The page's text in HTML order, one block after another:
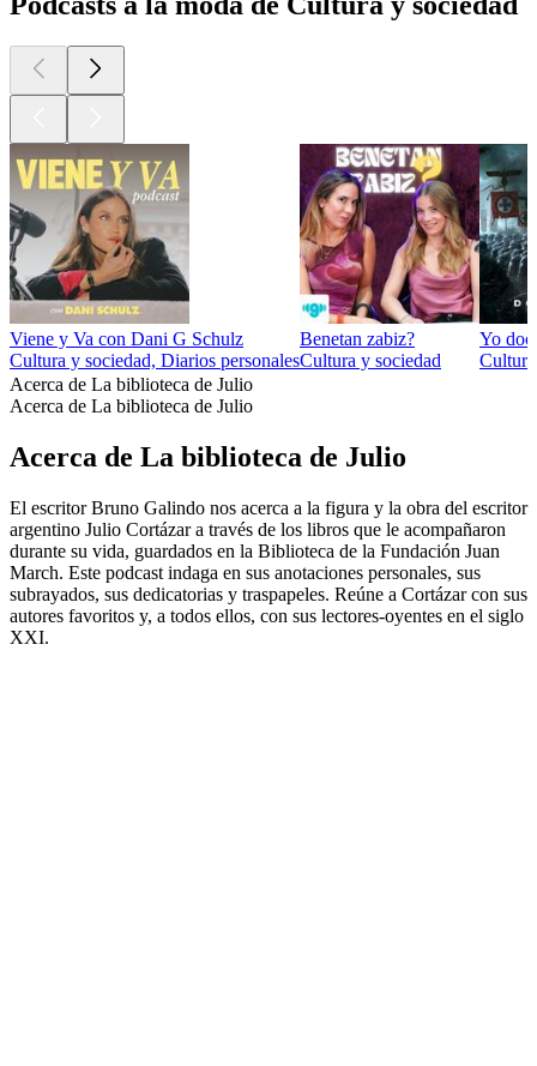
Viene y Va con Dani G Schulz
Cultura y sociedad, Diarios personales
Benetan zabiz?
Cultura y sociedad
Yo
Acerca de La biblioteca de Julio
Acerca de La biblioteca de Julio
Acerca de La biblioteca de Julio
El escritor Bruno Galindo nos acerca a la figura y la obra del escritor
argentino Julio Cortázar a través de los libros que le acompañaron
durante su vida, guardados en la Biblioteca de la Fundación Juan
March. Este podcast indaga en sus anotaciones personales, sus
subrayados, sus dedicatorias y traspapeles. Reúne a Cortázar con sus
autores favoritos y, a todos ellos, con sus lectores-oyentes en el siglo
XXI.